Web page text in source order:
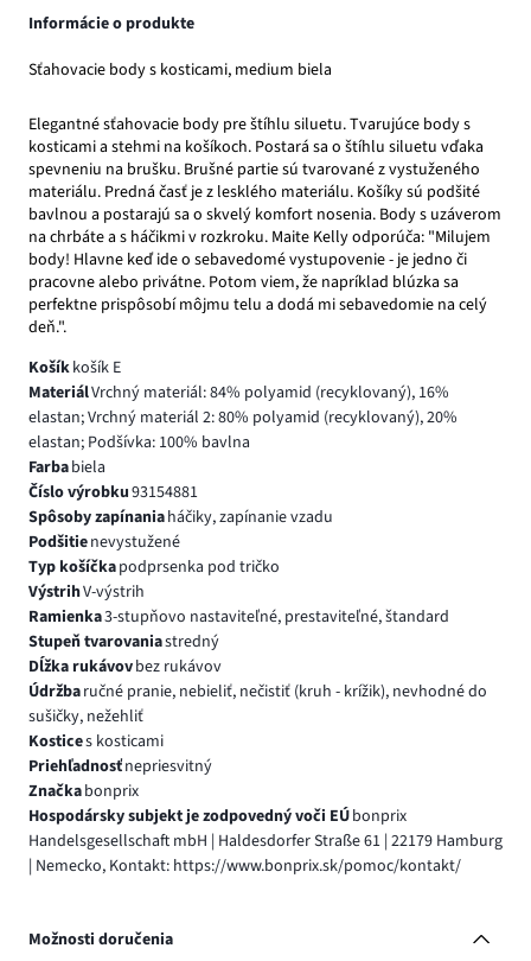
Informácie o produkte
Sťahovacie body s kosticami, medium biela
Elegantné sťahovacie body pre štíhlu siluetu. Tvarujúce body s
kosticami a stehmi na košíkoch. Postará sa o štíhlu siluetu vďaka
spevneniu na brušku. Brušné partie sú tvarované z vystuženého
materiálu. Predná časť je z lesklého materiálu. Košíky sú podšité
bavlnou a postarajú sa o skvelý komfort nosenia. Body s uzáverom
na chrbáte a s háčikmi v rozkroku. Maite Kelly odporúča: "Milujem
body! Hlavne keď ide o sebavedomé vystupovenie - je jedno či
pracovne alebo privátne. Potom viem, že napríklad blúzka sa
perfektne prispôsobí môjmu telu a dodá mi sebavedomie na celý
deň.".
Košíkkošík E
MateriálVrchný materiál: 84% polyamid (recyklovaný), 16%
elastan; Vrchný materiál 2: 80% polyamid (recyklovaný), 20%
elastan; Podšívka: 100% bavlna
Farbabiela
Číslo výrobku93154881
Spôsoby zapínaniaháčiky, zapínanie vzadu
Podšitienevystužené
Typ košíčkapodprsenka pod tričko
VýstrihV-výstrih
Ramienka3-stupňovo nastaviteľné, prestaviteľné, štandard
Stupeň tvarovaniastredný
Dĺžka rukávovbez rukávov
Údržbaručné pranie, nebieliť, nečistiť (kruh - krížik), nevhodné do
sušičky, nežehliť
Kostices kosticami
Priehľadnosťnepriesvitný
Značkabonprix
Hospodársky subjekt je zodpovedný voči EÚbonprix
Handelsgesellschaft mbH | Haldesdorfer Straße 61 | 22179 Hamburg
| Nemecko, Kontakt: https://www.bonprix.sk/pomoc/kontakt/
Možnosti doručenia